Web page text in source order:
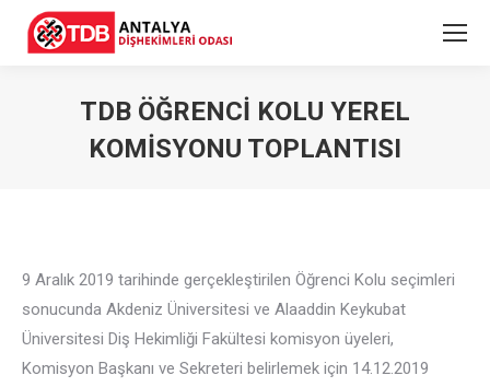
TDB ÖĞRENCI KOLU YEREL
KOMISYONU TOPLANTISI
9 Aralık 2019 tarihinde gerçekleştirilen Öğrenci Kolu seçimleri
sonucunda Akdeniz Üniversitesi ve Alaaddin Keykubat
Üniversitesi Diş Hekimliği Fakültesi komisyon üyeleri,
Komisyon Başkanı ve Sekreteri belirlemek için 14.12.2019